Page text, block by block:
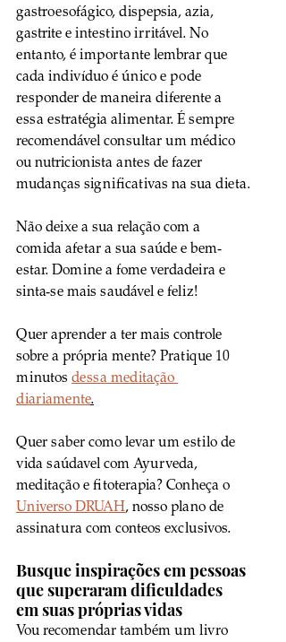
gastroesofágico, dispepsia, azia,
gastrite e intestino irritável. No
entanto, é importante lembrar que
cada indivíduo é único e pode
responder de maneira diferente a
essa estratégia alimentar. É sempre
recomendável consultar um médico
ou nutricionista antes de fazer
mudanças significativas na sua dieta.
Não deixe a sua relação com a
comida afetar a sua saúde e bem-
estar. Domine a fome verdadeira e
sinta-se mais saudável e feliz!
Quer aprender a ter mais controle
sobre a própria mente? Pratique 10
minutos dessa meditação
diariamente.
Quer saber como levar um estilo de
vida saúdavel com Ayurveda,
meditação e fitoterapia? Conheça o
Universo DRUAH, nosso plano de
assinatura com conteos exclusivos.
Busque inspirações em pessoas
que superaram dificuldades
em suas próprias vidas
Vou recomendar também um livro